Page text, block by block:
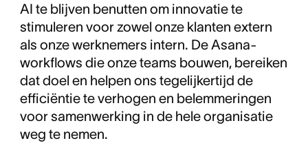
AI te blijven benutten om innovatie te
stimuleren voor zowel onze klanten extern
als onze werknemers intern. De Asana-
workflows die onze teams bouwen, bereiken
dat doel en helpen ons tegelijkertijd de
efficiëntie te verhogen en belemmeringen
voor samenwerking in de hele organisatie
weg te nemen.